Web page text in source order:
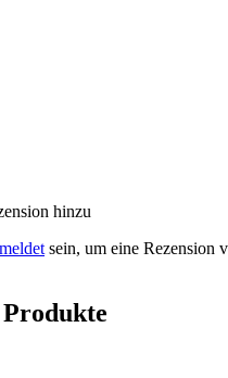
hinzu
sein, um eine Rezension